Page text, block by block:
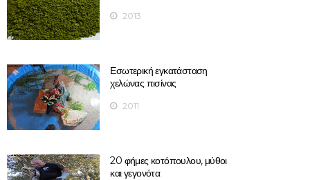
2013
Εσωτερική εγκατάσταση
χελώνας πισίνας
2011
20 φήμες κοτόπουλου, μύθοι
και γεγονότα